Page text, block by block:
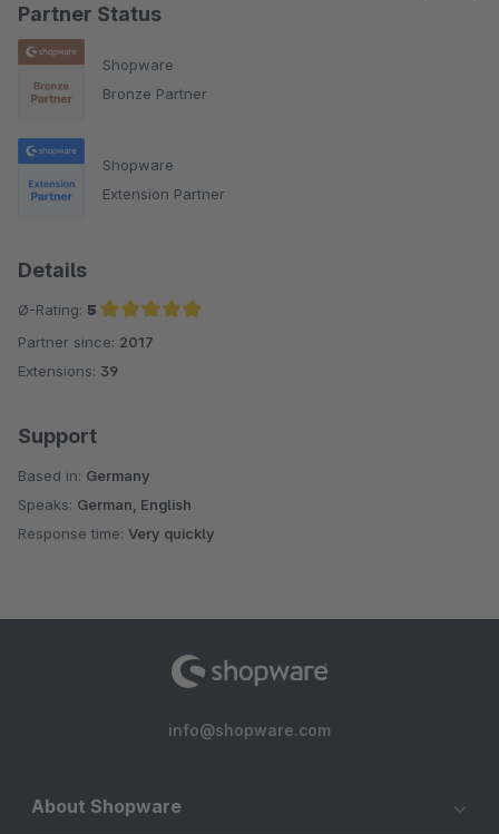
Partner Status
Shopware
Bronze Partner
Shopware
Extension Partner
Details
Ø-Rating: 5
Average rating of 5 out of 5 stars
Partner since: 2017
Extensions: 39
Support
Based in: Germany
Speaks: German, English
Response time: Very quickly
info@shopware.com
About Shopware